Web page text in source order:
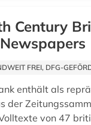
(4)
münchen (2)
nachrichtensendung (1)
Century
FREI, DFG-
enthält als
der
von 47